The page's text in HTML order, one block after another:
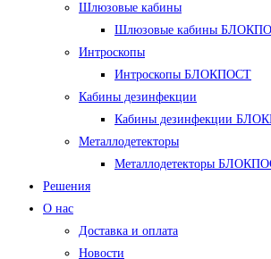
Шлюзовые кабины
Шлюзовые кабины
Интроскопы
Интроскопы БЛОКПОСТ
Кабины дезинфекции
Кабины дезинфекции
Металлодетекторы
Металлодетекторы
Решения
О нас
Доставка и оплата
Новости